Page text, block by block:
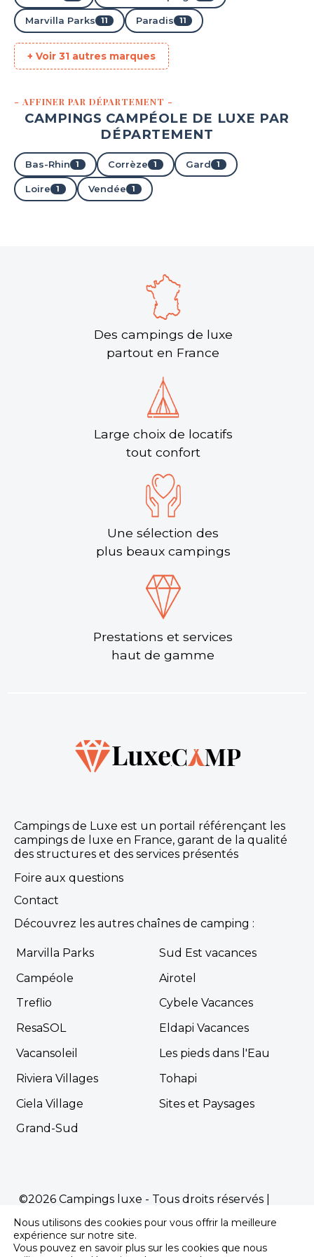
Marvilla Parks 11 Paradis 11
+ Voir 31 autres marques
- AFFINER PAR DÉPARTEMENT -
CAMPINGS CAMPÉOLE DE LUXE PAR
DÉPARTEMENT
Bas-Rhin 1 Corrèze 1 Gard 1
Loire 1 Vendée 1
Des campings de luxe
partout en France
Large choix de locatifs
tout confort
Une sélection des
plus beaux campings
Prestations et services
haut de gamme
Campings de Luxe est un portail référençant les
campings de luxe en France, garant de la qualité
des structures et des services présentés
Foire aux questions
Contact
Découvrez les autres chaînes de camping :
Marvilla Parks
Sud Est vacances
Campéole
Airotel
Treflio
Cybele Vacances
ResaSOL
Eldapi Vacances
Vacansoleil
Les pieds dans l'Eau
Riviera Villages
Tohapi
Ciela Village
Sites et Paysages
Grand-Sud
©2026 Campings luxe - Tous droits réservés |
Propulsé parPremière.Page
pour les campings
Nous utilisons des cookies pour vous offrir la meilleure
expérience sur notre site.
Vous pouvez en savoir plus sur les cookies que nous